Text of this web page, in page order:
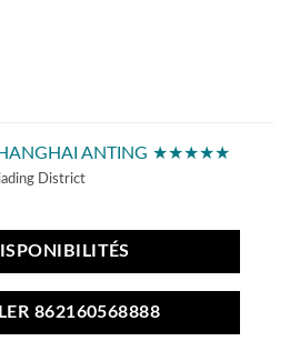
ANTING ★★★★★
District
862160568888